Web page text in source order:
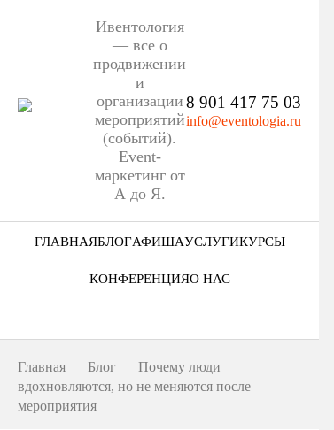
Ивентология
— все о
продвижении
и
организации
мероприятий
(событий).
Event-
маркетинг от
А до Я.
8 901 417 75 03
info@eventologia.ru
ГЛАВНАЯБЛОГ
Ниша
Формат
АФИШАУСЛУГИКУРСЫ
КОНФЕРЕНЦИЯО НАС
Портфолио
Главная Блог
Почему люди
вдохновляются, но не меняются после
мероприятия